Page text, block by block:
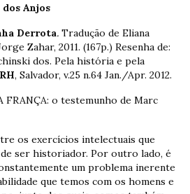
Anjos
Derrota. Tradução de Eliana
Zahar, 2011. (167p.) Resenha de:
dos. Pela história e pela
, Salvador, v.25 n.64 Jan./Apr. 2012.
FRANÇA: o testemunho de Marc
os exercícios intelectuais que
ser historiador. Por outro lado, é
um problema inerente
que temos com os homens e